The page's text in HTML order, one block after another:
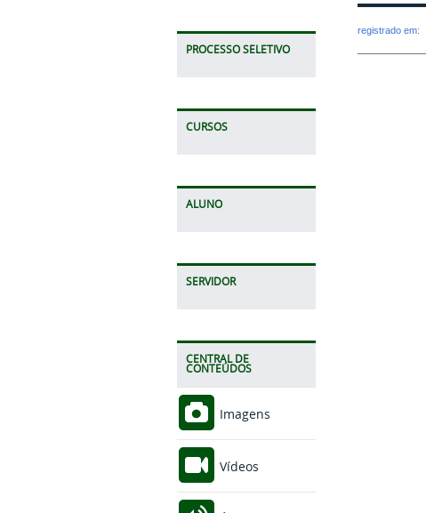
PROCESSO SELETIVO
CURSOS
ALUNO
SERVIDOR
CENTRAL DE
CONTEÚDOS
Imagens
Vídeos
registrado em: